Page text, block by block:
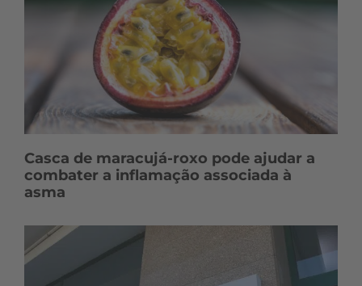
Casca de maracujá-roxo pode ajudar a
combater a inflamação associada à
asma